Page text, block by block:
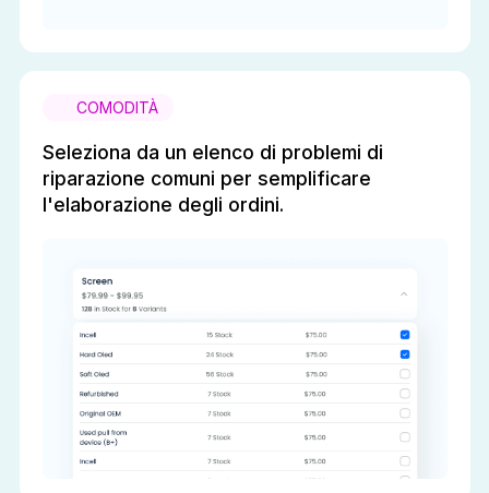
COMODITÀ
Seleziona da un elenco di problemi di
riparazione comuni per semplificare
l'elaborazione degli ordini.